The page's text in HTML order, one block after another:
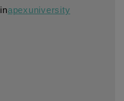
inapexuniversity